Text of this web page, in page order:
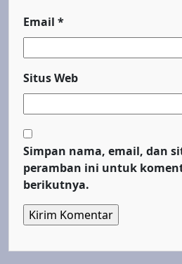
Email *
Situs Web
Simpan nama, email, dan
peramban ini untuk
berikutnya.